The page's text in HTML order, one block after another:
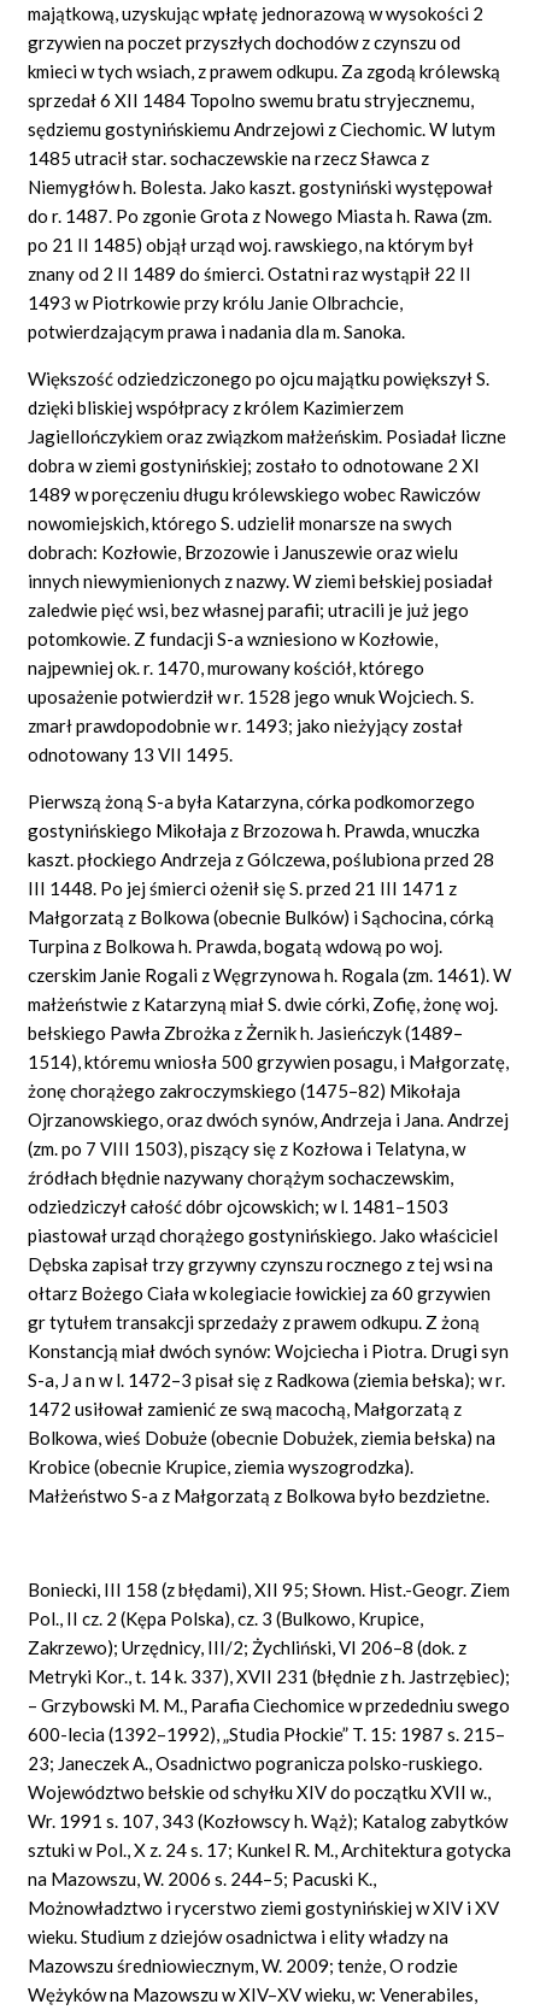
majątkową, uzyskując wpłatę jednorazową w wysokości 2
grzywien na poczet przyszłych dochodów z czynszu od
kmieci w tych wsiach, z prawem odkupu. Za zgodą królewską
sprzedał 6 XII 1484 Topolno swemu bratu stryjecznemu,
sędziemu gostynińskiemu Andrzejowi z Ciechomic. W lutym
1485 utracił star. sochaczewskie na rzecz Sławca z
Niemygłów h. Bolesta. Jako kaszt. gostyniński występował
do r. 1487. Po zgonie Grota z Nowego Miasta h. Rawa (zm.
po 21 II 1485) objął urząd woj. rawskiego, na którym był
znany od 2 II 1489 do śmierci. Ostatni raz wystąpił 22 II
1493 w Piotrkowie przy królu Janie Olbrachcie,
potwierdzającym prawa i nadania dla m. Sanoka.
Większość odziedziczonego po ojcu majątku powiększył S.
dzięki bliskiej współpracy z królem Kazimierzem
Jagiellończykiem oraz związkom małżeńskim. Posiadał liczne
dobra w ziemi gostynińskiej; zostało to odnotowane 2 XI
1489 w poręczeniu długu królewskiego wobec Rawiczów
nowomiejskich, którego S. udzielił monarsze na swych
dobrach: Kozłowie, Brzozowie i Januszewie oraz wielu
innych niewymienionych z nazwy. W ziemi bełskiej posiadał
zaledwie pięć wsi, bez własnej parafii; utracili je już jego
potomkowie. Z fundacji S-a wzniesiono w Kozłowie,
najpewniej ok. r. 1470, murowany kościół, którego
uposażenie potwierdził w r. 1528 jego wnuk Wojciech. S.
zmarł prawdopodobnie w r. 1493; jako nieżyjący został
odnotowany 13 VII 1495.
Pierwszą żoną S-a była Katarzyna, córka podkomorzego
gostynińskiego Mikołaja z Brzozowa h. Prawda, wnuczka
kaszt. płockiego Andrzeja z Gólczewa, poślubiona przed 28
III 1448. Po jej śmierci ożenił się S. przed 21 III 1471 z
Małgorzatą z Bolkowa (obecnie Bulków) i Sąchocina, córką
Turpina z Bolkowa h. Prawda, bogatą wdową po woj.
czerskim Janie Rogali z Węgrzynowa h. Rogala (zm. 1461). W
małżeństwie z Katarzyną miał S. dwie córki, Zofię, żonę woj.
bełskiego Pawła Zbrożka z Żernik h. Jasieńczyk (1489–
1514), któremu wniosła 500 grzywien posagu, i Małgorzatę,
żonę chorążego zakroczymskiego (1475–82) Mikołaja
Ojrzanowskiego, oraz dwóch synów, Andrzeja i Jana. Andrzej
(zm. po 7 VIII 1503), piszący się z Kozłowa i Telatyna, w
źródłach błędnie nazywany chorążym sochaczewskim,
odziedziczył całość dóbr ojcowskich; w l. 1481–1503
piastował urząd chorążego gostynińskiego. Jako właściciel
Dębska zapisał trzy grzywny czynszu rocznego z tej wsi na
ołtarz Bożego Ciała w kolegiacie łowickiej za 60 grzywien
gr tytułem transakcji sprzedaży z prawem odkupu. Z żoną
Konstancją miał dwóch synów: Wojciecha i Piotra. Drugi syn
S-a, J a n w l. 1472–3 pisał się z Radkowa (ziemia bełska); w r.
1472 usiłował zamienić ze swą macochą, Małgorzatą z
Bolkowa, wieś Dobuże (obecnie Dobużek, ziemia bełska) na
Krobice (obecnie Krupice, ziemia wyszogrodzka).
Małżeństwo S-a z Małgorzatą z Bolkowa było bezdzietne.
Boniecki, III 158 (z błędami), XII 95; Słown. Hist.-Geogr. Ziem
Pol., II cz. 2 (Kępa Polska), cz. 3 (Bulkowo, Krupice,
Zakrzewo); Urzędnicy, III/2; Żychliński, VI 206–8 (dok. z
Metryki Kor., t. 14 k. 337), XVII 231 (błędnie z h. Jastrzębiec);
– Grzybowski M. M., Parafia Ciechomice w przededniu swego
600-lecia (1392–1992), „Studia Płockie” T. 15: 1987 s. 215–
23; Janeczek A., Osadnictwo pogranicza polsko-ruskiego.
Województwo bełskie od schyłku XIV do początku XVII w.,
Wr. 1991 s. 107, 343 (Kozłowscy h. Wąż); Katalog zabytków
sztuki w Pol., X z. 24 s. 17; Kunkel R. M., Architektura gotycka
na Mazowszu, W. 2006 s. 244–5; Pacuski K.,
Możnowładztwo i rycerstwo ziemi gostynińskiej w XIV i XV
wieku. Studium z dziejów osadnictwa i elity władzy na
Mazowszu średniowiecznym, W. 2009; tenże, O rodzie
Wężyków na Mazowszu w XIV–XV wieku, w: Venerabiles,